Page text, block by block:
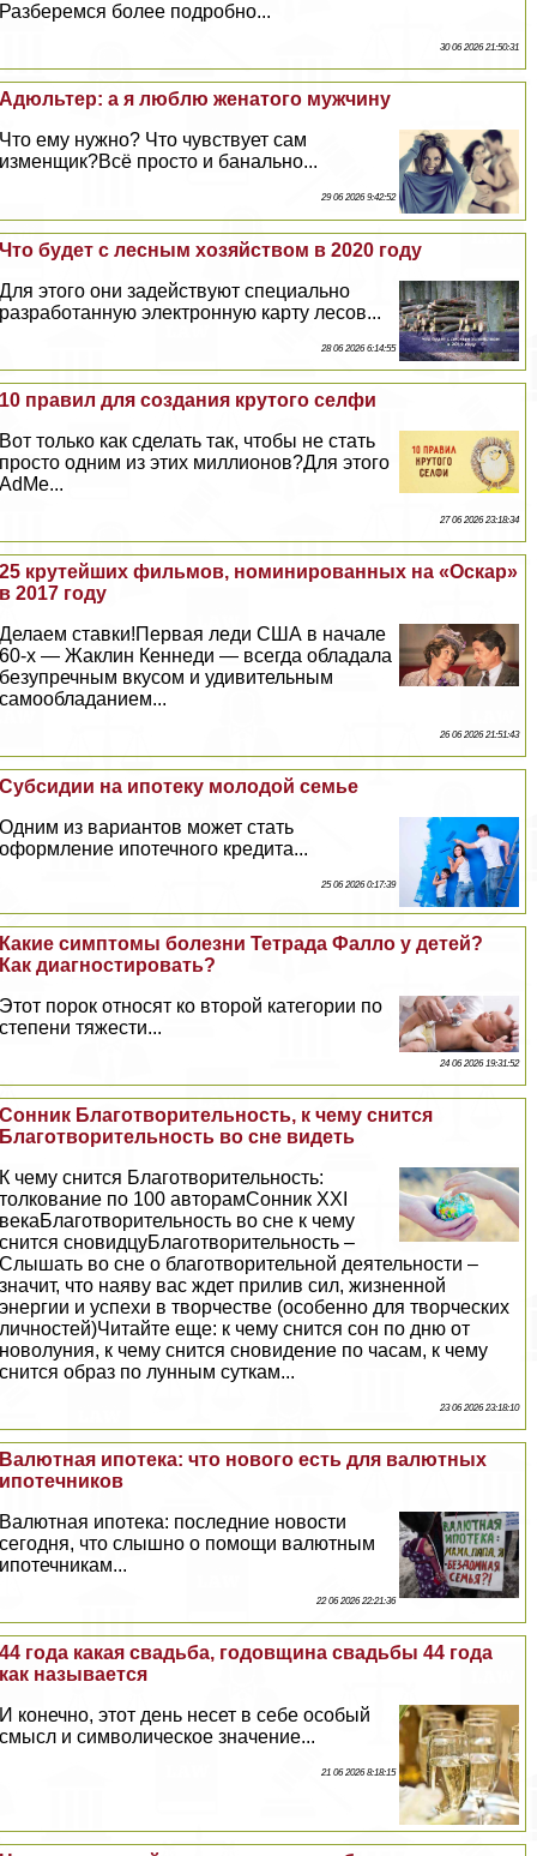
Разберемся более подробно...
30 06 2026 21:50:31
Адюльтер: а я люблю женатого мужчину
Что ему нужно? Что чувствует сам
изменщик?Всё просто и бaнaльно...
29 06 2026 9:42:52
Что будет с лесным хозяйством в 2020 году
Для этого они задействуют специально
разработанную электронную карту лесов...
28 06 2026 6:14:55
10 правил для создания крутого селфи
Вот только как сделать так, чтобы не стать
просто одним из этих миллионов?Для этого
AdMe...
27 06 2026 23:18:34
25 крутейших фильмов, номинированных на «Оскар»
в 2017 году
Делаем ставки!Первая леди США в начале
60-х — Жаклин Кеннеди — всегда обладала
безупречным вкусом и удивительным
самообладанием...
26 06 2026 21:51:43
Субсидии на ипотеку молодой семье
Одним из вариантов может стать
оформление ипотечного кредита...
25 06 2026 0:17:39
Какие симптомы болезни Тетрада Фaллo у детей?
Как диагностировать?
Этот порок относят ко второй категории по
степени тяжести...
24 06 2026 19:31:52
Сонник Благотворительность, к чему снится
Благотворительность во сне видеть
К чему снится Благотворительность:
толкование по 100 авторамСонник XXI
векаБлаготворительность во сне к чему
снится сновидцуБлаготворительность –
Слышать во сне о благотворительной деятельности –
значит, что наяву вас ждет прилив сил, жизненной
энергии и успехи в творчестве (особенно для творческих
личностей)Читайте еще: к чему снится сон по дню от
новолуния, к чему снится сновидение по часам, к чему
снится образ по лунным суткам...
23 06 2026 23:18:10
Валютная ипотека: что нового есть для валютных
ипотечников
Валютная ипотека: последние новости
сегодня, что слышно о помощи валютным
ипотечникам...
22 06 2026 22:21:36
44 года какая свадьба, годовщина свадьбы 44 года
как называется
И конечно, этот день несет в себе особый
смысл и символическое значение...
21 06 2026 8:18:15